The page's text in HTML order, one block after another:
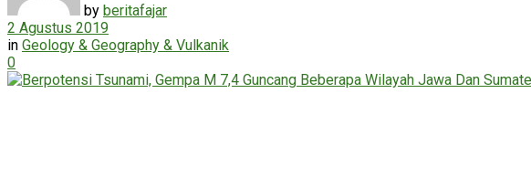
by beritafajar
2 Agustus 2019
in Geology & Geography & Vulkanik
0